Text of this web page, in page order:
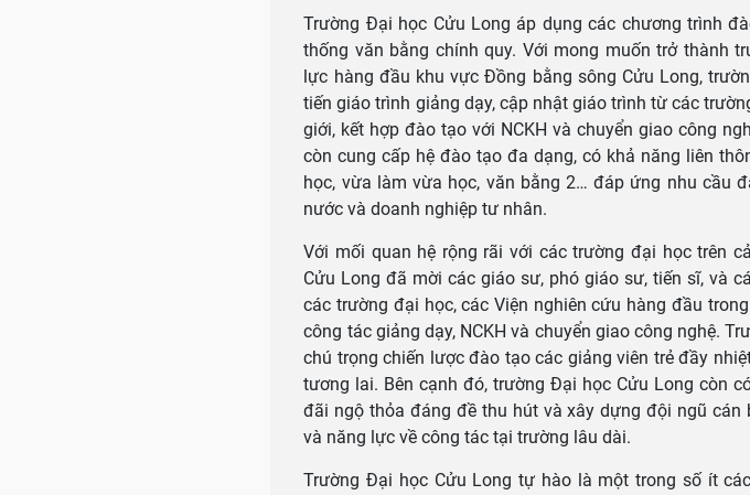
Trường Đại học Cửu Long áp dụng các chương trình
thống văn bằng chính quy. Với mong muốn trở thành
lực hàng đầu khu vực Đồng bằng sông Cửu Long,
tiến giáo trình giảng dạy, cập nhật giáo trình từ các
giới, kết hợp đào tạo với NCKH và chuyển giao công
còn cung cấp hệ đào tạo đa dạng, có khả năng liên
học, vừa làm vừa học, văn bằng 2… đáp ứng nhu cầu
nước và doanh nghiệp tư nhân.
Với mối quan hệ rộng rãi với các trường đại học trên
Cửu Long đã mời các giáo sư, phó giáo sư, tiến sĩ, và
các trường đại học, các Viện nghiên cứu hàng đầu
công tác giảng dạy, NCKH và chuyển giao công nghệ.
chú trọng chiến lược đào tạo các giảng viên trẻ đầy
tương lai. Bên cạnh đó, trường Đại học Cửu Long còn
đãi ngộ thỏa đáng đề thu hút và xây dựng đội ngũ cán
và năng lực về công tác tại trường lâu dài.
Trường Đại học Cửu Long tự hào là một trong số ít